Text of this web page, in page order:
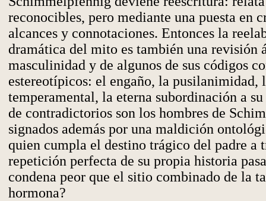
reconocibles, pero mediante una puesta en
alcances y connotaciones. Entonces la
dramática del mito es también una revisión
masculinidad y de algunos de sus códigos
estereotípicos: el engaño, la pusilanimidad,
temperamental, la eterna subordinación a
de contradictorios son los hombres de
signados además por una maldición
quien cumpla el destino trágico del padre a
repetición perfecta de su propia historia
condena peor que el sitio combinado de la
hormona?